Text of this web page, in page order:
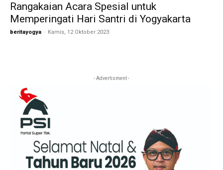
Rangakaian Acara Spesial untuk
Memperingati Hari Santri di Yogyakarta
beritayogya - Kamis, 12 Oktober 2023
- Advertisment -